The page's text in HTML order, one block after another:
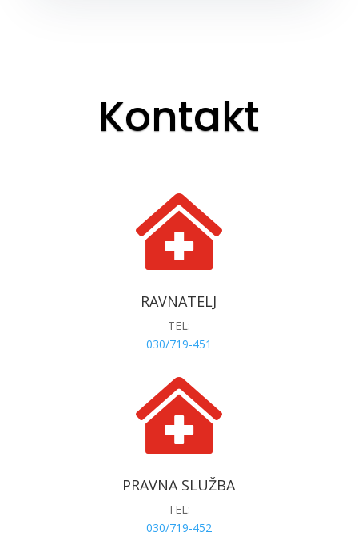
Kontakt

RAVNATELJ
TEL:
030/719-451

PRAVNA SLUŽBA
TEL:
030/719-452